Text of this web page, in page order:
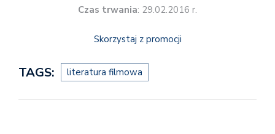
Czas trwania: 29.02.2016 r.
Skorzystaj z promocji
TAGS: literatura filmowa